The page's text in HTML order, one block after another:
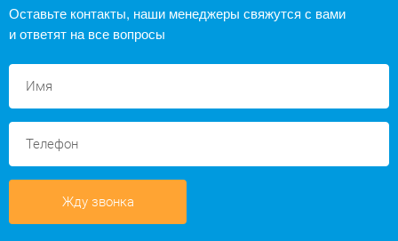
Оставьте контакты, наши менеджеры свяжутся с вами
и ответят на все вопросы
Жду звонка